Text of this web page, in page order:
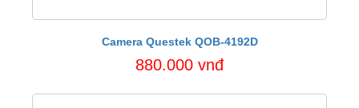
Camera Questek QOB-4192D
880.000 vnđ